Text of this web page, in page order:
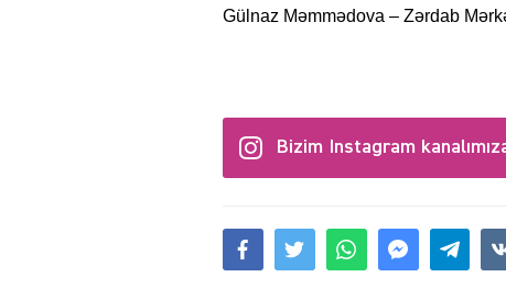
Gülnaz Məmmədova – Zərdab
Bizim Instagram